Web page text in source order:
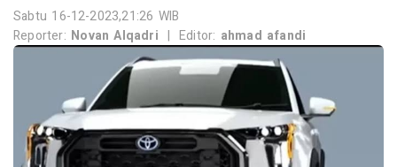
Sabtu 16-12-2023,21:26 WIB
Reporter: Novan Alqadri | Editor: ahmad afandi